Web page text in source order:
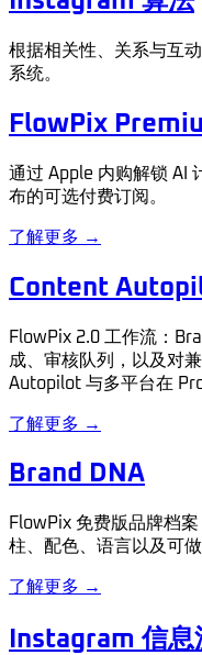
根据相关性、关系与互
系统。
FlowPix
通过 Apple 内购解锁 AI
布的可选付费订阅。
了解更多 →
Content
FlowPix 2.0 工作流：
成、审核队列，以及对
Autopilot 与多平台在 Pro
了解更多 →
Brand DNA
FlowPix 免费版品牌档
柱、配色、语言以及可
了解更多 →
Instagram 信息